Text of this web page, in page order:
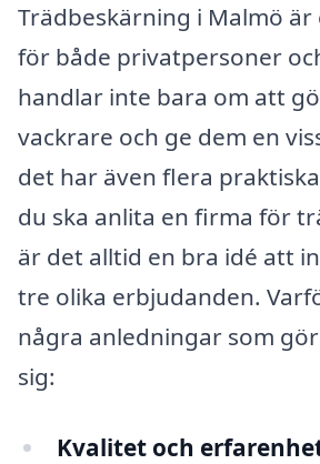
Trädbeskärning i Malmö
för både privatpersoner
handlar inte bara om att
vackrare och ge dem en
det har även flera
du ska anlita en firma för
är det alltid en bra idé att
tre olika erbjudanden.
några anledningar som
sig:
Kvalitet och